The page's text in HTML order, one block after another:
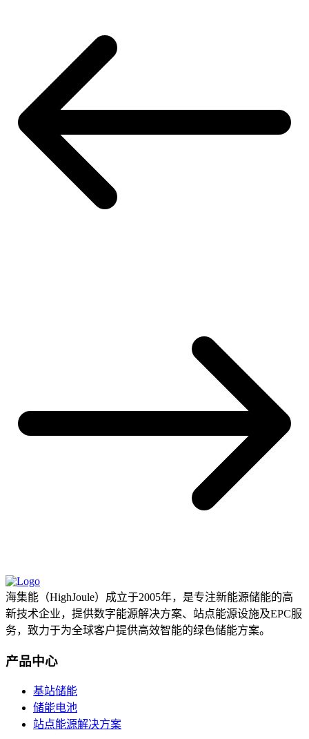
海集能（HighJoule）成立于2005年，是专注新能源储能的高
新技术企业，提供数字能源解决方案、站点能源设施及EPC服
务，致力于为全球客户提供高效智能的绿色储能方案。
产品中心
基站储能
储能电池
站点能源解决方案